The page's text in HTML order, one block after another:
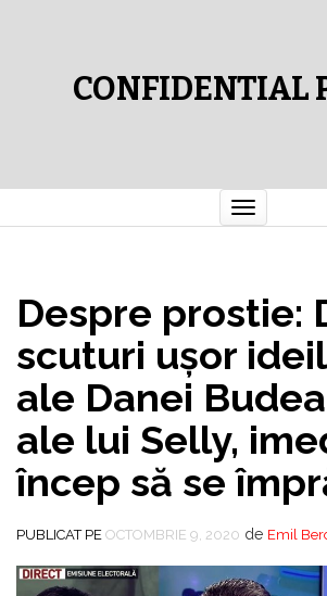
CONFIDENTIAL
Comută
navigarea
Despre prostie:
scuturi uşor
ale Danei
ale lui Selly,
încep să se
PUBLICAT PE OCTOMBRIE 9, 2020 de Emil